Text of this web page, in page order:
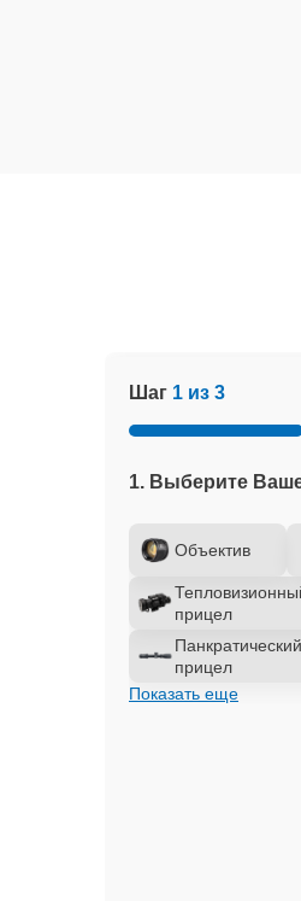
Шаг 1 из 3
1. Выберите
Объектив
прицел
Панкратический
прицел
Показать еще